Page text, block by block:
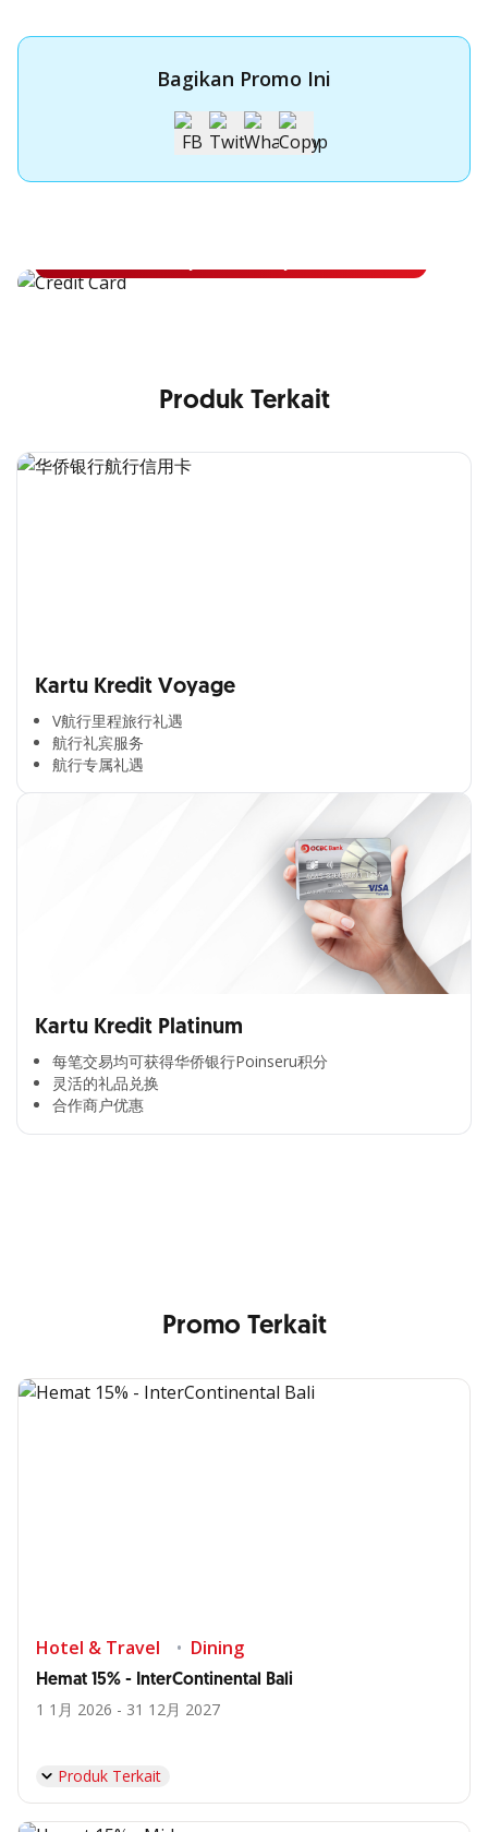
Bagikan Promo Ini
Apply Kartu Kredit OCBC NISP
Produk Terkait
Kartu Kredit Voyage
V航行里程旅行礼遇
航行礼宾服务
航行专属礼遇
Kartu Kredit Platinum
每笔交易均可获得华侨银行Poinseru积分​
灵活的礼品兑换​
合作商户优惠​
Cross Selling Banner Global
Promo Terkait
Hotel & Travel Dining
Hemat 15% - InterContinental Bali
1 1月 2026 - 31 12月 2027
Produk Terkait